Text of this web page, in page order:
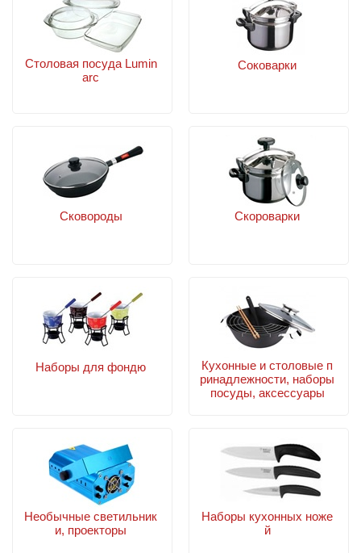
Столовая посуда Lumin
arc
Соковарки
Сковороды Скороварки
Наборы для фондю
Кухонные и столовые п
ринадлежности, наборы
посуды, аксессуары
Необычные светильник
и, проекторы
Наборы кухонных ноже
й